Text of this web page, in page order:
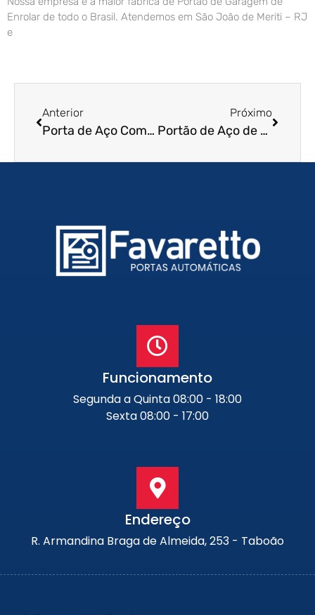
Enrolar de todo o Brasil. Atendemos em São João de Meriti – RJ
e
Anterior
Porta de Aço Comercial em Jaú – SP
Próximo
Portão de Aço de Enrolar em São Caetano do Sul – SP
Funcionamento
Segunda a Quinta 08:00 - 18:00
Sexta 08:00 - 17:00
Endereço
R. Armandina Braga de Almeida, 253 - Taboão